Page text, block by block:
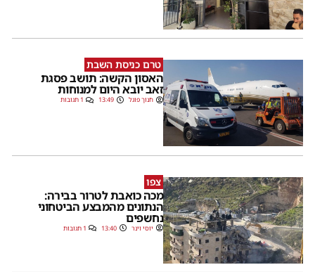
טרם כניסת השבת
האסון הקשה: תושב פסגת
זאב יובא היום למנוחות
חנוך פוגל 13:49 1 תגובות
צפו
מכה כואבת לטרור בבירה:
הנתונים מהמבצע הביטחוני
נחשפים
יוסי וינר 13:40 1 תגובות